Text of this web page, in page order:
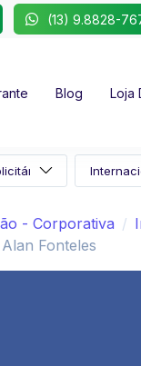
(13) 9.8828-
Blog
Loja
- Corporativa
Alan Fonteles